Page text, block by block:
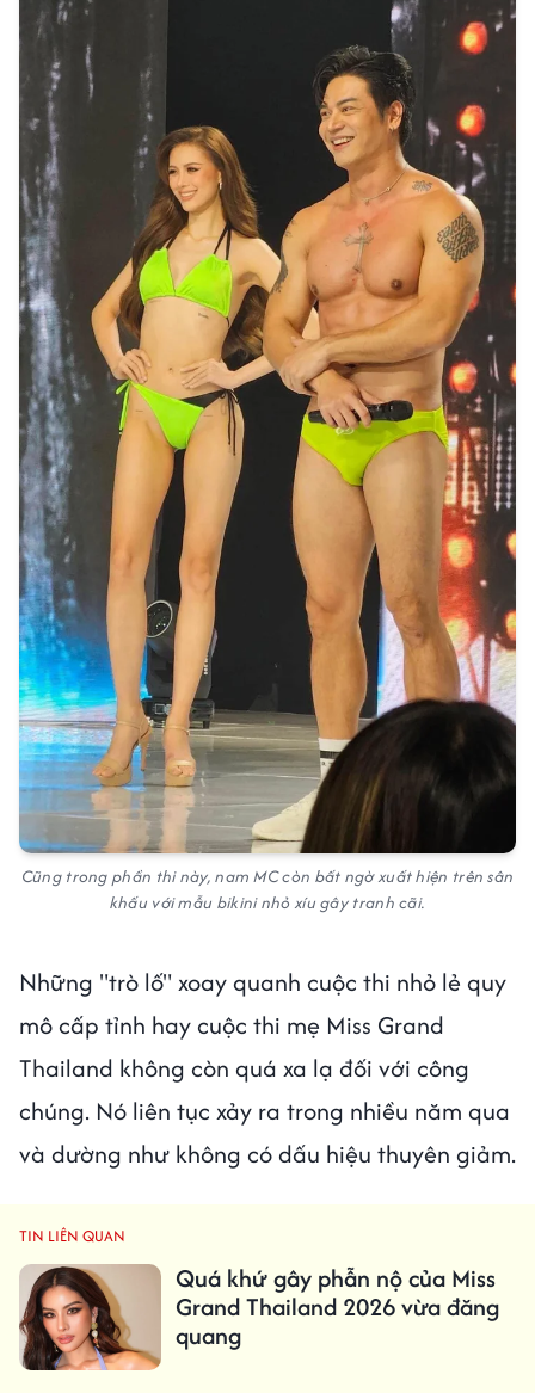
Cũng trong phần thi này, nam MC còn bất ngờ xuất hiện trên sân
khấu với mẫu bikini nhỏ xíu gây tranh cãi.
Những "trò lố" xoay quanh cuộc thi nhỏ lẻ quy
mô cấp tỉnh hay cuộc thi mẹ Miss Grand
Thailand không còn quá xa lạ đối với công
chúng. Nó liên tục xảy ra trong nhiều năm qua
và dường như không có dấu hiệu thuyên giảm.
TIN LIÊN QUAN
Quá khứ gây phẫn nộ của Miss
Grand Thailand 2026 vừa đăng
quang